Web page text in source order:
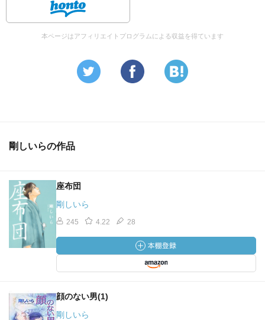
本ページはアフィリエイトプログラムによる収益を得ています
剛しいらの作品
座布団
剛しいら
245 4.22 28
顔のない男(1)
剛しいら